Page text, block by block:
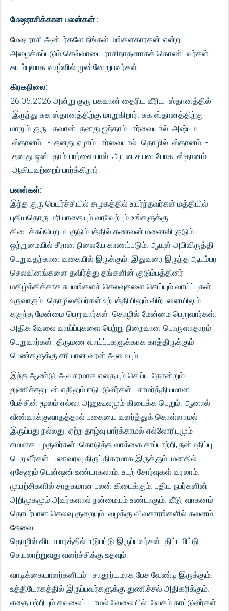
மேஷராசிக்கான பலன்கள் :
மேஷ ராசி அன்பர்களே நீங்கள் மங்களகாரகன் என்று
அழைக்கப்படும் செவ்வாயை ராசிநாதனாகக் கொண்டவர்கள்.
சுயம்புவாக வாழ்வில் முன்னேறுபவர்கள்.
கிரகநிலை:
26.05.2026 அன்று குரு பகவான் தைரிய வீரிய ஸ்தானத்தில்
இருந்து சுக ஸ்தானத்திற்கு மாறுகிறார். சுக ஸ்தானத்திற்கு
மாறும் குரு பகவான் தனது ஐந்தாம் பார்வையால் அஷ்டம
ஸ்தானம் - தனது ஏழாம் பார்வையால் தொழில் ஸ்தானம் -
தனது ஒன்பதாம் பார்வையால் அயன சயன போக ஸ்தானம்
ஆகியவற்றைப் பார்க்கிறார்.
பலன்கள்:
இந்த குரு பெயர்ச்சியில் சமூகத்தில் உயர்ந்தவர்கள் மத்தியில்
புதியதொரு மரியாதையும் வரவேற்பும் உங்களுக்கு
கிடைக்கப்பெறும. குடும்பத்தில் கணவன் மனைவி குடும்ப
ஒற்றுமையில் சீரான நிலையே காணப்படும். ஆயுள் அபிவிருத்தி
பெறுவதற்கான வகையில் இருக்கும். இதுவரை இருந்த ஆடம்பர
செலவினங்களை தவிர்த்து தங்களின் குடும்பத்தினர்
மகிழ்க்கிக்காக சுபமங்களச் செலவுகளை செய்யும் வாய்ப்புகள்
உருவாகும். தொழிலதிபர்கள் உற்பத்தியிலும் விற்பனையிலும்
தகுந்த மேன்மை பெறுவார்கள். தொழில் மேன்மை பெறுவார்கள்.
அதிக வேலை வாய்ப்புகளை பெற்று நிறைவான பொருளாதாரம்
பெறுவார்கள். திருமண வாய்ப்புகளுக்காக காத்திருக்கும்
பெண்களுக்கு சரியான வரன் அமையும்.
இந்த ஆண்டு, அவசரமாக எதையும் செய்ய தோன்றும்.
துணிச்சலுடன் எதிலும் ஈடுபடுவீர்கள். சாமர்த்தியமான
பேச்சின் மூலம் எல்லா அனுகூலமும் கிடைக்க பெறும். ஆனால்
வீண்வாக்குவாதத்தால் பகையை வளர்த்துக் கொள்ளாமல்
இருப்பது நல்லது. ஏற்ற தாழ்வு பார்க்காமல் எல்லோரிடமும்
சமமாக பழகுவீர்கள். கொடுத்த வாக்கை காப்பாற்றி, நன்மதிப்பு
பெறுவீர்கள். பணவரவு திருப்திகரமாக இருக்கும். மனதில்
ஏதேனும் டென்ஷன் உண்டாகலாம். உடற் சோர்வுகள் வரலாம்.
முயற்சிகளில் சாதகமான பலன் கிடைக்கும். புதிய நபர்களின்
அறிமுகமும் அவர்களால் நன்மையும் உண்டாகும். வீடு, வாகனம்
தொடர்பான செலவு குறையும். வழக்கு விவகாரங்களில் கவனம்
தேவை.
தொழில் வியாபாரத்தில் ஈடுபட்டு இருப்பவர்கள் திட்டமிட்டு
செயலாற்றுவது வளர்ச்சிக்கு உதவும்.
வாடிக்கையாளர்களிடம் சாதூர்யமாக பேச வேண்டி இருக்கும்.
உத்தியோகத்தில் இருப்பவர்களுக்கு துணிச்சல் அதிகரிக்கும்.
எதை பற்றியும் கவலைப்படாமல் வேலையில் வேகம் காட்டுவீர்கள்.